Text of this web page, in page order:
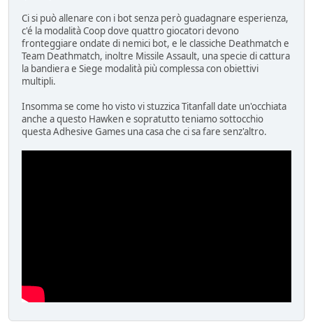
Ci si può allenare con i bot senza però guadagnare esperienza,
c'é la modalità Coop dove quattro giocatori devono
fronteggiare ondate di nemici bot, e le classiche Deathmatch e
Team Deathmatch, inoltre Missile Assault, una specie di cattura
la bandiera e Siege modalità più complessa con obiettivi
multipli.
Insomma se come ho visto vi stuzzica Titanfall date un'occhiata
anche a questo Hawken e sopratutto teniamo sottocchio
questa Adhesive Games una casa che ci sa fare senz'altro.